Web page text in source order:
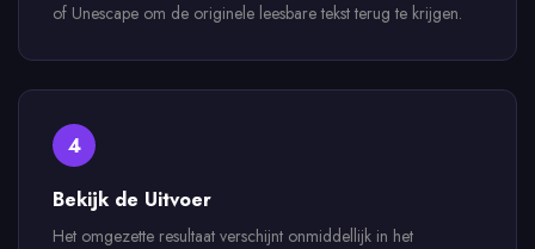
of Unescape om de originele leesbare tekst terug te krijgen.
4
Bekijk de Uitvoer
Het omgezette resultaat verschijnt onmiddellijk in het